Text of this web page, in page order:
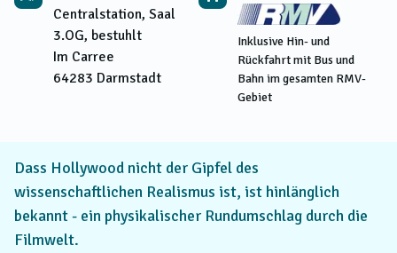
Centralstation, Saal
3.OG, bestuhlt
Im Carree
64283 Darmstadt
Inklusive Hin- und
Rückfahrt mit Bus und
Bahn im gesamten RMV-
Gebiet
Dass Hollywood nicht der Gipfel des
wissenschaftlichen Realismus ist, ist hinlänglich
bekannt - ein physikalischer Rundumschlag durch die
Filmwelt.